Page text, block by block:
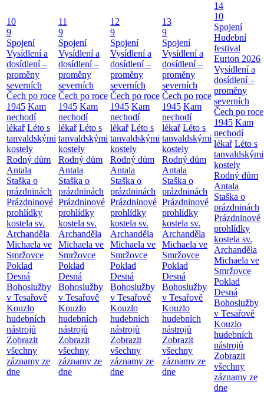
10
9
Spojení
Vysídlení a
dosídlení –
proměny
severních
Čech po roce
1945 Kam
nechodí
lékař Léto s
tanvaldskými
kostely
Rodný dům
Antala
Staška o
prázdninách
Prázdninové
prohlídky
kostela sv.
Archanděla
Michaela ve
Smržovce
Poklad
Desná
Bohoslužby
v Tesařově
Kouzlo
hudebních
nástrojů
Zobrazit
všechny
záznamy ze
dne
11
9
Spojení
Vysídlení a
dosídlení –
proměny
severních
Čech po roce
1945 Kam
nechodí
lékař Léto s
tanvaldskými
kostely
Rodný dům
Antala
Staška o
prázdninách
Prázdninové
prohlídky
kostela sv.
Archanděla
Michaela ve
Smržovce
Poklad
Desná
Bohoslužby
v Tesařově
Kouzlo
hudebních
nástrojů
Zobrazit
všechny
záznamy ze
dne
12
9
Spojení
Vysídlení a
dosídlení –
proměny
severních
Čech po roce
1945 Kam
nechodí
lékař Léto s
tanvaldskými
kostely
Rodný dům
Antala
Staška o
prázdninách
Prázdninové
prohlídky
kostela sv.
Archanděla
Michaela ve
Smržovce
Poklad
Desná
Bohoslužby
v Tesařově
Kouzlo
hudebních
nástrojů
Zobrazit
všechny
záznamy ze
dne
13
9
Spojení
Vysídlení a
dosídlení –
proměny
severních
Čech po roce
1945 Kam
nechodí
lékař Léto s
tanvaldskými
kostely
Rodný dům
Antala
Staška o
prázdninách
Prázdninové
prohlídky
kostela sv.
Archanděla
Michaela ve
Smržovce
Poklad
Desná
Bohoslužby
v Tesařově
Kouzlo
hudebních
nástrojů
Zobrazit
všechny
záznamy ze
dne
14
10
Spojení
Hudební
festival
Eurion 2026
Vysídlení a
dosídlení –
proměny
severních
Čech po roce
1945 Kam
nechodí
lékař Léto s
tanvaldskými
kostely
Rodný dům
Antala
Staška o
prázdninách
Prázdninové
prohlídky
kostela sv.
Archanděla
Michaela ve
Smržovce
Poklad
Desná
Bohoslužby
v Tesařově
Kouzlo
hudebních
nástrojů
Zobrazit
všechny
záznamy ze
dne